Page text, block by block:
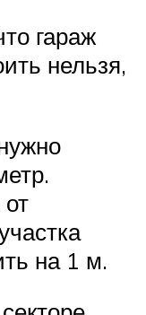
гараж
нельзя,
на 1 м.